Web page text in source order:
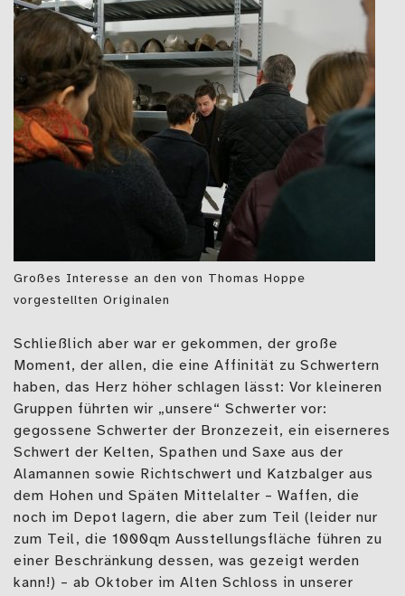
Großes Interesse an den von Thomas Hoppe
vorgestellten Originalen
Schließlich aber war er gekommen, der große
Moment, der allen, die eine Affinität zu Schwertern
haben, das Herz höher schlagen lässt: Vor kleineren
Gruppen führten wir „unsere“ Schwerter vor:
gegossene Schwerter der Bronzezeit, ein eiserneres
Schwert der Kelten, Spathen und Saxe aus der
Alamannen sowie Richtschwert und Katzbalger aus
dem Hohen und Späten Mittelalter – Waffen, die
noch im Depot lagern, die aber zum Teil (leider nur
zum Teil, die 1000qm Ausstellungsfläche führen zu
einer Beschränkung dessen, was gezeigt werden
kann!) – ab Oktober im Alten Schloss in unserer